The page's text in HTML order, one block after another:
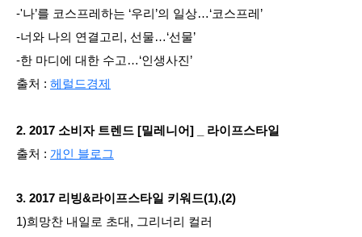
-'나’를 코스프레하는 ‘우리’의 일상…‘코스프레’
-너와 나의 연결고리, 선물…‘선물’
-한 마디에 대한 수고…‘인생사진’
출처 : 헤럴드경제
2. 2017 소비자 트렌드 [밀레니어] _ 라이프스타일
출처 : 개인 블로그
3. 2017 리빙&라이프스타일 키워드(1),(2)
1)희망찬 내일로 초대, 그리너리 컬러